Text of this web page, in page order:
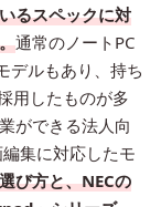
るスペックに対
通常のノートPC
デルもあり、持ち
用したものが多
ができる法人向
集に対応したモ
び方と、NECの